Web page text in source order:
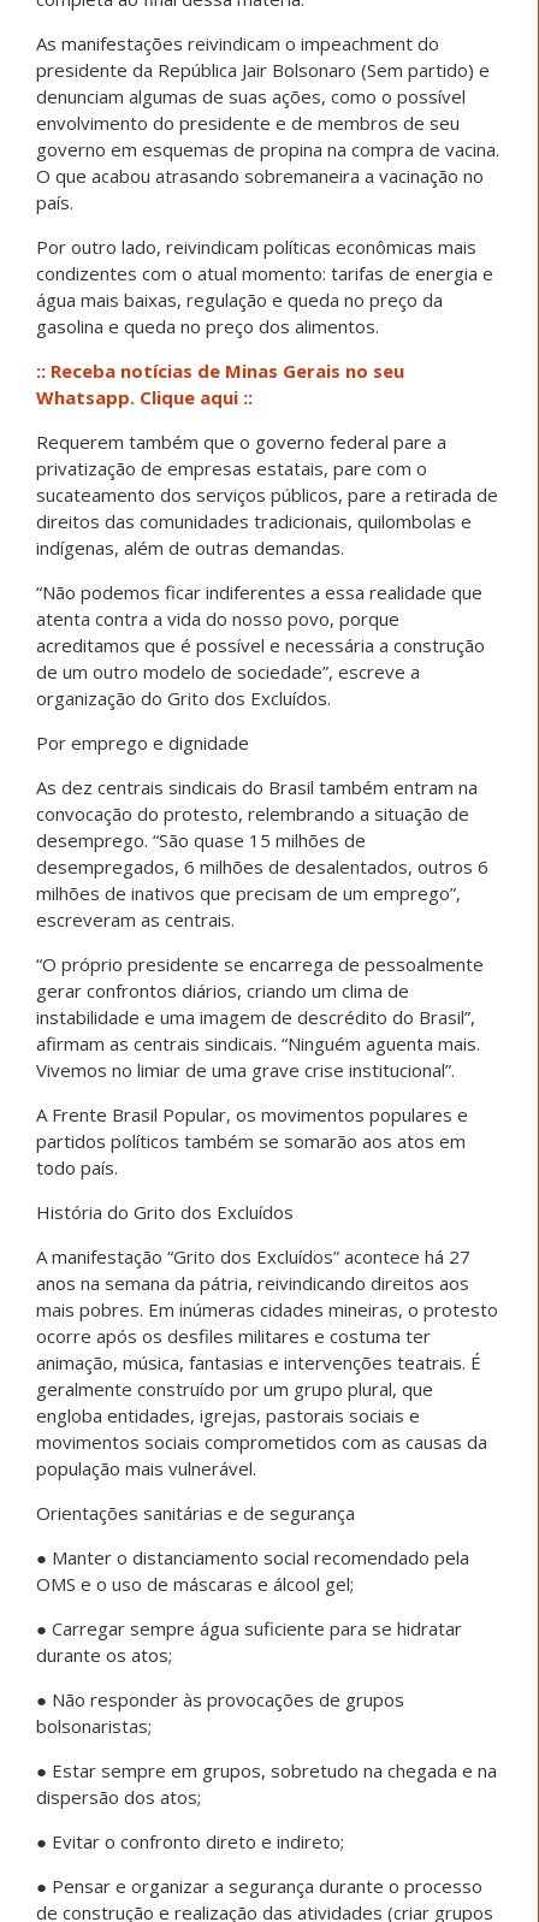
As manifestações reivindicam o impeachment do
presidente da República Jair Bolsonaro (Sem partido) e
denunciam algumas de suas ações, como o possível
envolvimento do presidente e de membros de seu
governo em esquemas de propina na compra de vacina.
O que acabou atrasando sobremaneira a vacinação no
país.
Por outro lado, reivindicam políticas econômicas mais
condizentes com o atual momento: tarifas de energia e
água mais baixas, regulação e queda no preço da
gasolina e queda no preço dos alimentos.
:: Receba notícias de Minas Gerais no seu
Whatsapp. Clique aqui ::
Requerem também que o governo federal pare a
privatização de empresas estatais, pare com o
sucateamento dos serviços públicos, pare a retirada de
direitos das comunidades tradicionais, quilombolas e
indígenas, além de outras demandas.
“Não podemos ficar indiferentes a essa realidade que
atenta contra a vida do nosso povo, porque
acreditamos que é possível e necessária a construção
de um outro modelo de sociedade”, escreve a
organização do Grito dos Excluídos.
Por emprego e dignidade
As dez centrais sindicais do Brasil também entram na
convocação do protesto, relembrando a situação de
desemprego. “São quase 15 milhões de
desempregados, 6 milhões de desalentados, outros 6
milhões de inativos que precisam de um emprego”,
escreveram as centrais.
“O próprio presidente se encarrega de pessoalmente
gerar confrontos diários, criando um clima de
instabilidade e uma imagem de descrédito do Brasil”,
afirmam as centrais sindicais. “Ninguém aguenta mais.
Vivemos no limiar de uma grave crise institucional”.
A Frente Brasil Popular, os movimentos populares e
partidos políticos também se somarão aos atos em
todo país.
História do Grito dos Excluídos
A manifestação “Grito dos Excluídos” acontece há 27
anos na semana da pátria, reivindicando direitos aos
mais pobres. Em inúmeras cidades mineiras, o protesto
ocorre após os desfiles militares e costuma ter
animação, música, fantasias e intervenções teatrais. É
geralmente construído por um grupo plural, que
engloba entidades, igrejas, pastorais sociais e
movimentos sociais comprometidos com as causas da
população mais vulnerável.
Orientações sanitárias e de segurança
● Manter o distanciamento social recomendado pela
OMS e o uso de máscaras e álcool gel;
● Carregar sempre água suficiente para se hidratar
durante os atos;
● Não responder às provocações de grupos
bolsonaristas;
● Estar sempre em grupos, sobretudo na chegada e na
dispersão dos atos;
● Evitar o confronto direto e indireto;
● Pensar e organizar a segurança durante o processo
de construção e realização das atividades (criar grupos